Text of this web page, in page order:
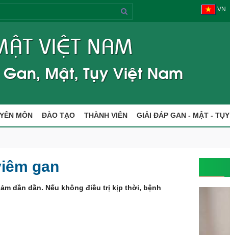
VN
MÔN ĐÀO TẠO THÀNH VIÊN GIẢI ĐÁP GAN - MẬT - TỤY
gan
dần dần. Nếu không điều trị kịp thời, bệnh